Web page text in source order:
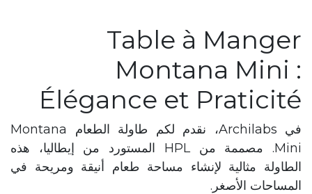
Table à Manger
Montana Mini :
Élégance et Praticité
في Archilabs، نقدم لكم طاولة الطعام Montana
Mini. مصممة من HPL المستورد من إيطاليا، هذه
الطاولة مثالية لإنشاء مساحة طعام أنيقة ومريحة في
المساحات الأصغر.